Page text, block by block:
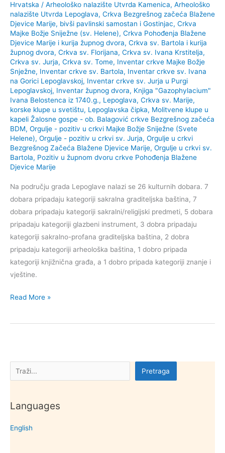
Pretraga Pretraga
Languages
English
Hrvatska / Arheološko nalazište Utvrda Kamenica, Arheološko
nalazište Utvrda Lepoglava, Crkva Bezgrešnog začeća Blažene
Djevice Marije, bivši pavlinski samostan i Gostinjac, Crkva
Majke Božje Sniježne (sv. Helene), Crkva Pohođenja Blažene
Djevice Marije i kurija župnog dvora, Crkva sv. Bartola i kurija
župnog dvora, Crkva sv. Florijana, Crkva sv. Ivana Krstitelja,
Crkva sv. Jurja, Crkva sv. Tome, Inventar crkve Majke Božje
Snježne, Inventar crkve sv. Bartola, Inventar crkve sv. Ivana
na Gorici Lepoglavskoj, Inventar crkve sv. Jurja u Purgi
Lepoglavskoj, Inventar župnog dvora, Knjiga "Gazophylacium"
Ivana Belostenca iz 1740.g., Lepoglava, Crkva sv. Marije,
korske klupe u svetištu, Lepoglavska čipka, Molitvene klupe u
kapeli Žalosne gospe - ob. Balagović crkve Bezgrešnog začeća
BDM, Orgulje - pozitiv u crkvi Majke Božje Sniježne (Svete
Helene), Orgulje - pozitiv u crkvi sv. Jurja, Orgulje u crkvi
Bezgrešnog Začeća Blažene Djevice Marije, Orgulje u crkvi sv.
Bartola, Pozitiv u župnom dvoru crkve Pohođenja Blažene
Djevice Marije
Na području grada Lepoglave nalazi se 26 kulturnih dobara. 7
dobara pripadaju kategoriji sakralna graditeljska baština, 7
dobara pripadaju kategoriji sakralni/religijski predmeti, 5 dobara
pripadaju kategoriji glazbeni instrument, 3 dobra pripadaju
kategoriji sakralno-profana graditeljska baština, 2 dobra
pripadaju kategoriji arheološka baština, 1 dobro pripada
kategoriji knjižnična građa, a 1 dobro pripada kategoriji znanje i
vještine.
Kulturna
grada
Read More »